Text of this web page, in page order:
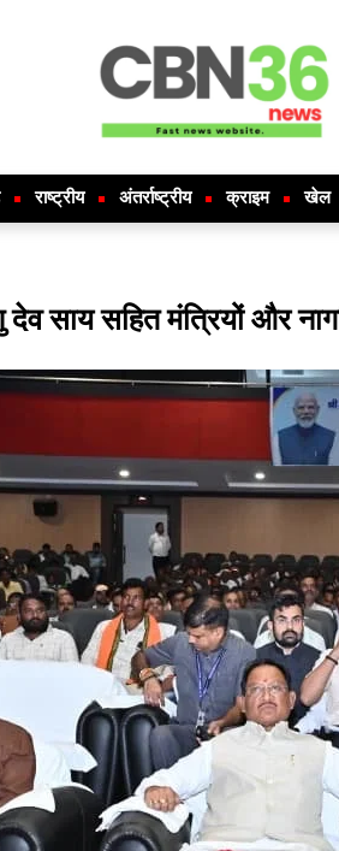
राष्ट्रीय अंतर्राष्ट्रीय क्राइम खेल
साय सहित मंत्रियों और